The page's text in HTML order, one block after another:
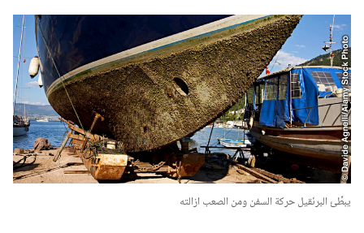
يبطِّئ البرنَقيل حركة السفن ومن الصعب ازالته